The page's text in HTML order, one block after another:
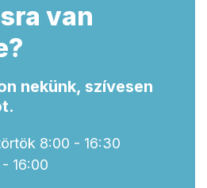
van
nekünk, szívesen
8:00 - 16:30
16:00